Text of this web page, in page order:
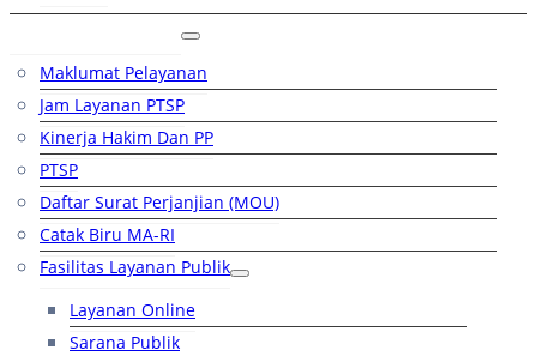
Maklumat Pelayanan
Jam Layanan PTSP
Kinerja Hakim Dan PP
PTSP
Daftar Surat Perjanjian (MOU)
Catak Biru MA-RI
Fasilitas Layanan Publik
Layanan Online
Sarana Publik